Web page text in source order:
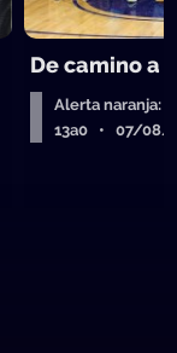
De camino a
Alerta naranja:
13a0 • 07/08/